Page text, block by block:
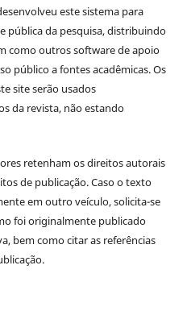
este sistema para
pública da pesquisa, distribuindo
como outros software de apoio
público a fontes acadêmicas. Os
site serão usados
da revista, não estando
retenham os direitos autorais
de publicação. Caso o texto
em outro veículo, solicita-se
foi originalmente publicado
bem como citar as referências